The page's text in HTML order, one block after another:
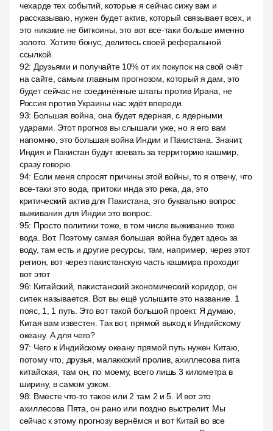
чехарде тех событий, которые я сейчас сижу вам и
рассказываю, нужен будет актив, который связывает всех, и
это никакие не биткоины, это вот все-таки больше именно
золото. Хотите бонус, делитесь своей реферальной
ссылкой.
92: Друзьями и получайте 10% от их покупок на свой счёт
на сайте, самым главным прогнозом, который я дам, это
будет сейчас не соединённые штаты против Ирана, не
Россия против Украины нас ждёт впереди.
93: Большая война, она будет ядерная, с ядерными
ударами. Этот прогноз вы слышали уже, но я его вам
напомню, это большая война Индии и Пакистана. Значит,
Индия и Пакистан будут воевать за территорию кашмир,
сразу говорю.
94: Если меня спросят причины этой войны, то я отвечу, что
все-таки это вода, притоки инда это река, да, это
критический актив для Пакистана, это буквально вопрос
выживания для Индии это вопрос.
95: Просто политики тоже, в том числе выживание тоже
вода. Вот. Поэтому самая большая война будет здесь за
воду, там есть и другие ресурсы, там, например, через этот
регион, вот через пакистанскую часть кашмира проходит
вот этот
96: Китайский, пакистанский экономический коридор, он
сипек называется. Вот вы ещё услышите это название. 1
пояс, 1, 1 путь. Это вот такой большой проект. Я думаю,
Китая вам известен. Так вот, прямой выход к Индийскому
океану. А для чего?
97: Чего к Индийскому океану прямой путь нужен Китаю,
потому что, друзья, малаккский пролив, ахиллесова пита
китайская, там он, по моему, всего лишь 3 километра в
ширину, в самом узком.
98: Вместе что-то такое или 2 там 2 и 5. И вот это
ахиллесова Пята, он рано или поздно выстрелит. Мы
сейчас к этому прогнозу вернёмся и вот Китай во все